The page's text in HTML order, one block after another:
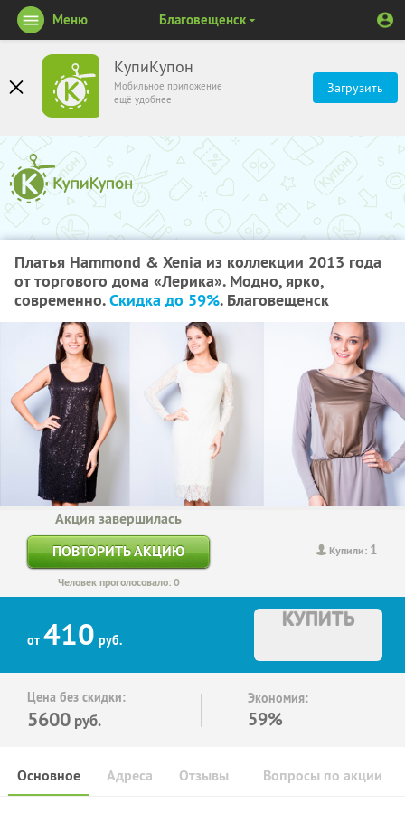
КупиКупон
Мобильное приложение
ещё удобнее
Загрузить
Меню Благовещенск
Платья Hammond & Xenia из коллекции 2013 года
от торгового дома «Лерика». Модно, ярко,
современно.Скидка до 59%. Благовещенск
Купили: 1
Акция завершилась
ПОВТОРИТЬ АКЦИЮ
Человек проголосовало: 0
от 410 руб.
КУПИТЬ
Цена без скидки:
5600 руб.
Экономия:
59%
Основное Отзывы Вопросы по акции
Адреса